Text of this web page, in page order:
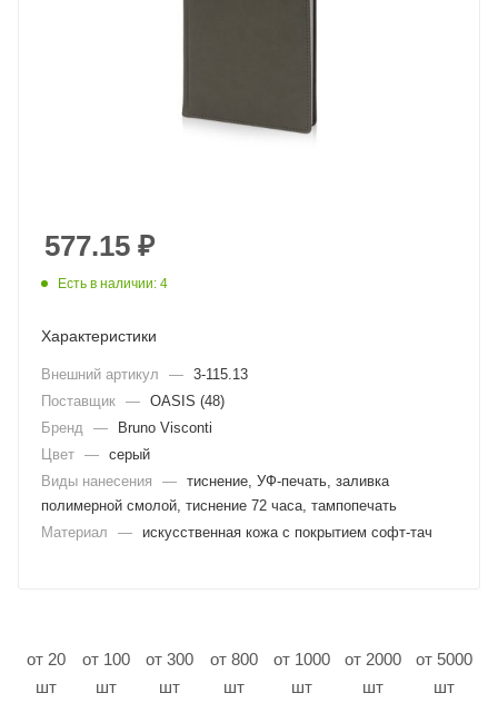
577.15 ₽
Есть в наличии: 4
Характеристики
Внешний артикул — 3-115.13
Поставщик — OASIS (48)
Бренд
—
Bruno Visconti
Цвет — серый
Виды нанесения
— тиснение, УФ-печать, заливка
полимерной смолой, тиснение 72 часа, тампопечать
Материал
— искусственная кожа с покрытием софт-тач
от 20
шт
от 100
шт
от 300
шт
от 800
шт
от 1000
шт
от 2000
шт
от 5000
шт